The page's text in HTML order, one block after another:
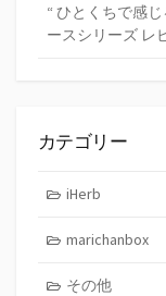
“ ひとくちで感
ースシリーズ レ
カテゴリー
iHerb
marichanbox
その他